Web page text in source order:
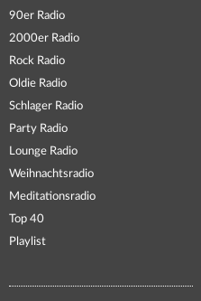
90er Radio
2000er Radio
Rock Radio
Oldie Radio
Schlager Radio
Party Radio
Lounge Radio
Weihnachtsradio
Meditationsradio
Top 40
Playlist